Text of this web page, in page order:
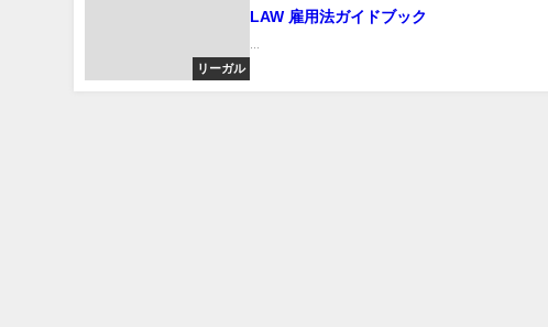
リーガル
LAW 雇用法ガイドブック